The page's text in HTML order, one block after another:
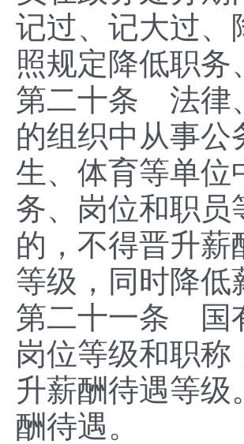
记过、记大过、
照规定降低职
第二十条 法律
的组织中从事公
生、体育等单位
务、岗位和职员
的，不得晋升薪
等级，同时降低
第二十一条 国
岗位等级和职
升薪酬待遇等级
酬待遇。